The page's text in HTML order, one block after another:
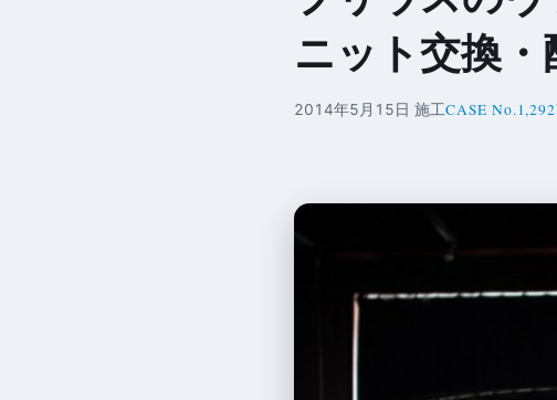
ニット交換・
2014年5月15日 施工CASE No.1,292